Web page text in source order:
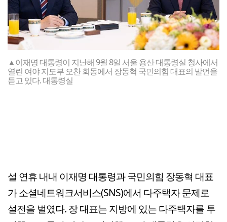
▲이재명 대통령이 지난해 9월 8일 서울 용산 대통령실 청사에서
열린 여야 지도부 오찬 회동에서 장동혁 국민의힘 대표의 발언을
듣고 있다. 대통령실
설 연휴 내내 이재명 대통령과 국민의힘 장동혁 대표
가 소셜네트워크서비스(SNS)에서 다주택자 문제로
설전을 벌였다. 장 대표는 지방에 있는 다주택자를 투